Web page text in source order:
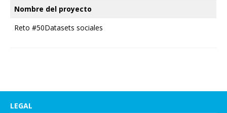
Nombre del proyecto
Reto #50Datasets sociales
LEGAL